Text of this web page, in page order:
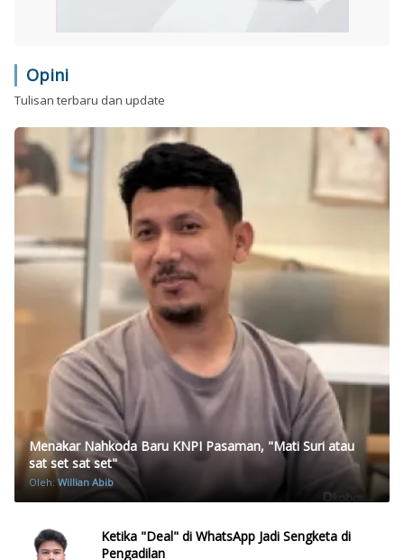
Opini
Tulisan terbaru dan update
Menakar Nahkoda Baru KNPI Pasaman, "Mati Suri atau
sat set sat set"
Oleh:Willian Abib
Ketika "Deal" di WhatsApp Jadi Sengketa di
Pengadilan